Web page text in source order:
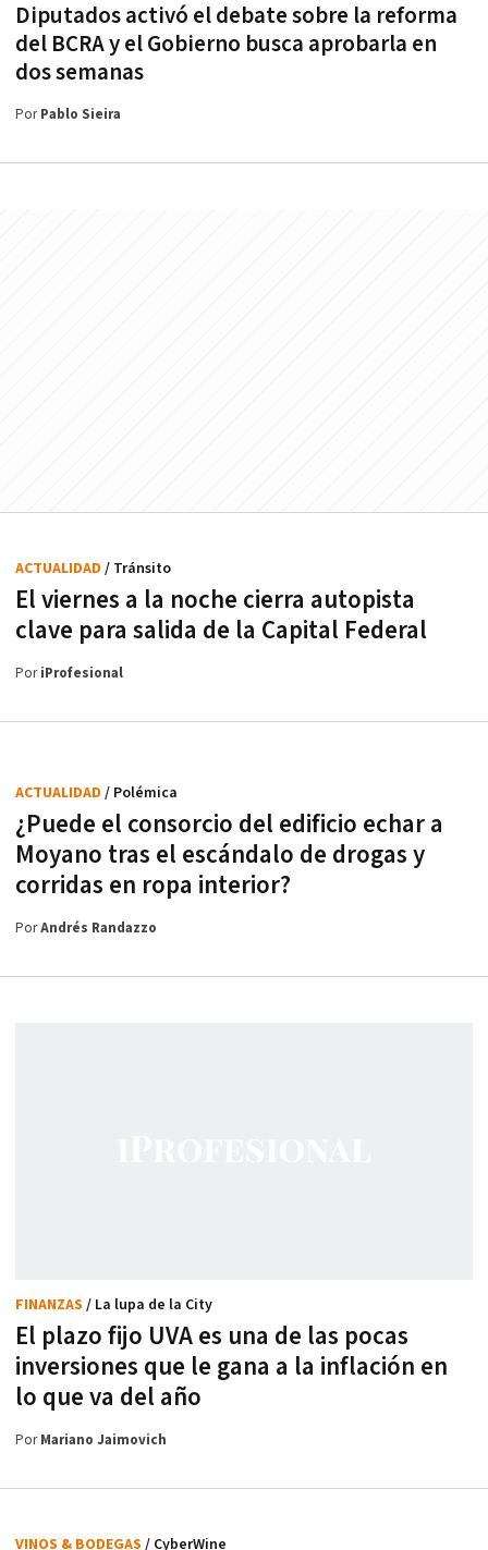
Diputados activó el debate sobre la reforma
del BCRA y el Gobierno busca aprobarla en
dos semanas
PorPablo Sieira
El viernes a la noche cierra autopista
clave para salida de la Capital Federal
ACTUALIDAD / Tránsito
PoriProfesional
¿Puede el consorcio del edificio echar a
Moyano tras el escándalo de drogas y
corridas en ropa interior?
ACTUALIDAD / Polémica
PorAndrés Randazzo
El plazo fijo UVA es una de las pocas
inversiones que le gana a la inflación en
lo que va del año
FINANZAS / La lupa de la City
PorMariano Jaimovich
VINOS & BODEGAS / CyberWine